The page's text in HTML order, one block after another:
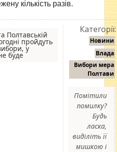
кількість разів.
Полтавській
пройдуть
у
буде
Категорії:
Новини
Влада
Вибори мера
Полтави
Помітили
помилку?
Будь
ласка,
виділіть її
мишкою і